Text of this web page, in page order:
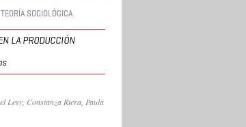
SOCIOLÓGICA
LA PRODUCCIÓN
Levy, Constanza Riera, Paula